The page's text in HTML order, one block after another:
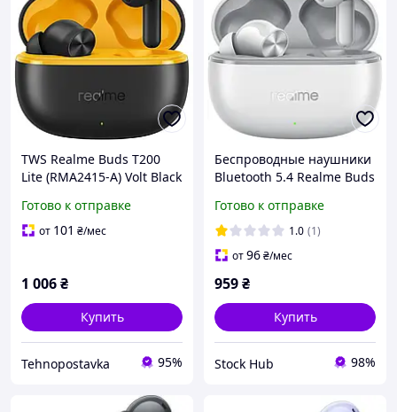
TWS Realme Buds T200
Lite (RMA2415-A) Volt Black
Готово к отправке
от 101 ₴/мес
1 006₴
Купить
Tehnopostavka 95%
Беспроводные наушники
Bluetooth 5.4 Realme Buds
Вакуумные беспроводные
наушники с зарядным
кейсом
Готово к отправке
1.0 (1)
от96₴/мес
959₴
Купить
Stock Hub 98%